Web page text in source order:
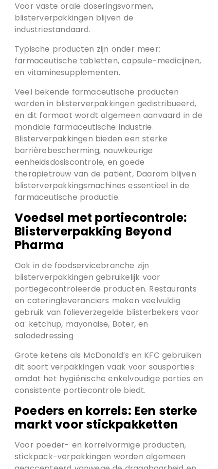
Voor vaste orale doseringsvormen,
blisterverpakkingen blijven de
industriestandaard.
Typische producten zijn onder meer:
farmaceutische tabletten, capsule-medicijnen,
en vitaminesupplementen.
Veel bekende farmaceutische producten
worden in blisterverpakkingen gedistribueerd,
en dit formaat wordt algemeen aanvaard in de
mondiale farmaceutische industrie.
Blisterverpakkingen bieden een sterke
barrièrebescherming, nauwkeurige
eenheidsdosiscontrole, en goede
therapietrouw van de patiënt, Daarom blijven
blisterverpakkingsmachines essentieel in de
farmaceutische productie.
Voedsel met portiecontrole:
Blisterverpakking Beyond
Pharma
Ook in de foodservicebranche zijn
blisterverpakkingen gebruikelijk voor
portiegecontroleerde producten. Restaurants
en cateringleveranciers maken veelvuldig
gebruik van folieverzegelde blisterbekers voor
oa: ketchup, mayonaise, Boter, en
saladedressing
Grote ketens als McDonald’s en KFC gebruiken
dit soort verpakkingen vaak voor sausporties
omdat het hygiënische enkelvoudige porties en
consistente portiecontrole biedt.
Poeders en korrels: Een sterke
markt voor stickpakketten
Voor poeder- en korrelvormige producten,
stickpack-verpakkingen worden algemeen